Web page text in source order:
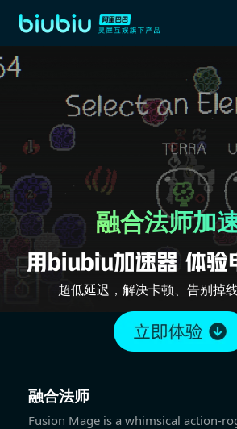
融合法师加
超低延迟，解决卡顿、告别掉
融合法师
Fusion Mage is a whimsical action-